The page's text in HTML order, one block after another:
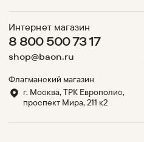
Интернет магазин
8 800 500 73 17
shop@baon.ru
Флагманский магазин
г. Москва, ТРК Европолис,
проспект Мира, 211 к2